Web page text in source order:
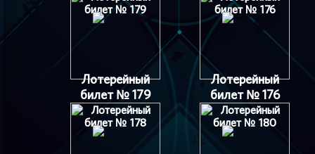
Лотерейный
билет № 179
Лотерейный
билет № 176